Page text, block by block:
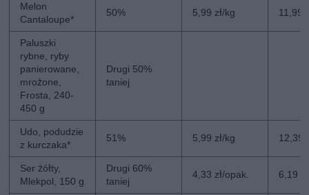
Melon
Cantaloupe*
50% 5,99 zł/kg 11,99
Paluszki
rybne, ryby
panierowane,
mrożone,
Frosta, 240-
450 g
Drugi 50%
taniej
Udo, podudzie
z kurczaka*
51% 5,99 zł/kg 12,39
Ser żółty,
Mlekpol, 150 g
Drugi 60%
taniej
4,33 zł/opak. 6,19